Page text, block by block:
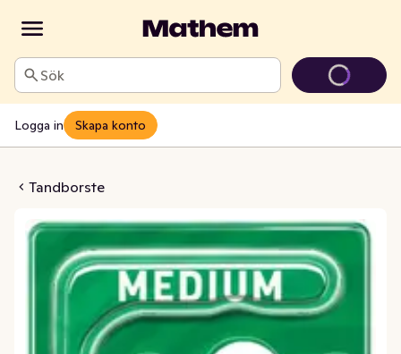
Sök
Logga in Skapa konto
Tandborste
Medium